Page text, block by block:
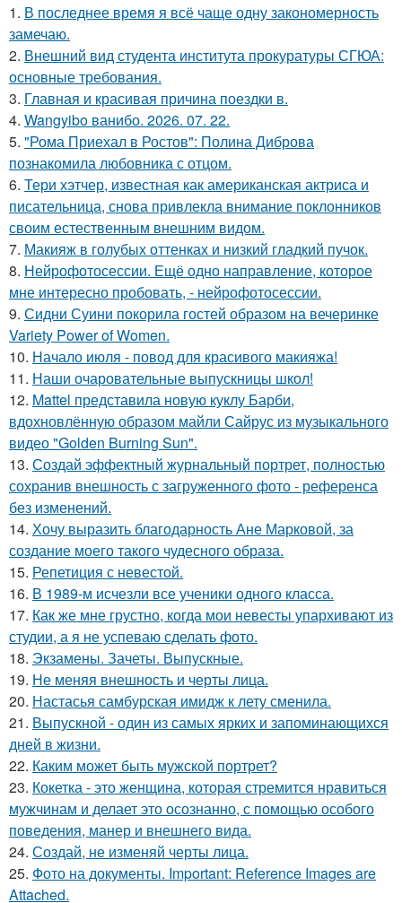
1. В последнее время я всё чаще одну закономерность
замечаю.
2. Внешний вид студента института прокуратуры СГЮА:
основные требования.
3. Главная и красивая причина поездки в.
4. Wangyibo ванибо. 2026. 07. 22.
5. "Рома Приехал в Ростов": Полина Диброва
познакомила любовника с отцом.
6. Тери хэтчер, известная как американская актриса и
писательница, снова привлекла внимание поклонников
своим естественным внешним видом.
7. Макияж в голубых оттенках и низкий гладкий пучок.
8. Нейрофотосессии. Ещё одно направление, которое
мне интересно пробовать, - нейрофотосессии.
9. Сидни Суини покорила гостей образом на вечеринке
Variety Power of Women.
10. Начало июля - повод для красивого макияжа!
11. Наши очаровательные выпускницы школ!
12. Mattel представила новую куклу Барби,
вдохновлённую образом майли Сайрус из музыкального
видео "Golden Burning Sun".
13. Создай эффектный журнальный портрет, полностью
сохранив внешность с загруженного фото - референса
без изменений.
14. Хочу выразить благодарность Ане Марковой, за
создание моего такого чудесного образа.
15. Репетиция с невестой.
16. В 1989-м исчезли все ученики одного класса.
17. Как же мне грустно, когда мои невесты упархивают из
студии, а я не успеваю сделать фото.
18. Экзамены. Зачеты. Выпускные.
19. Не меняя внешность и черты лица.
20. Настасья самбурская имидж к лету сменила.
21. Выпускной - один из самых ярких и запоминающихся
дней в жизни.
22. Каким может быть мужской портрет?
23. Кокетка - это женщина, которая стремится нравиться
мужчинам и делает это осознанно, с помощью особого
поведения, манер и внешнего вида.
24. Создай, не изменяй черты лица.
25. Фото на документы. Important: Reference Images are
Attached.